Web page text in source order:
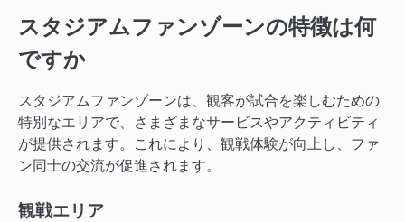
スタジアムファンゾーンの特徴は何
ですか
スタジアムファンゾーンは、観客が試合を楽しむための
特別なエリアで、さまざまなサービスやアクティビティ
が提供されます。これにより、観戦体験が向上し、ファ
ン同士の交流が促進されます。
観戦エリア